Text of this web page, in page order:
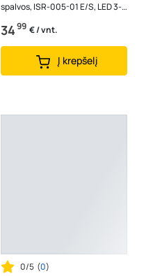
spalvos, ISR-005-01 E/S, LED 3-
100W, 10-250W / b/r
3499 € / vnt.
Į krepšelį
0/5 (0)